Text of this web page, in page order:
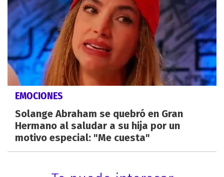
EMOCIONES
Solange Abraham se quebró en Gran
Hermano al saludar a su hija por un
motivo especial: "Me cuesta"